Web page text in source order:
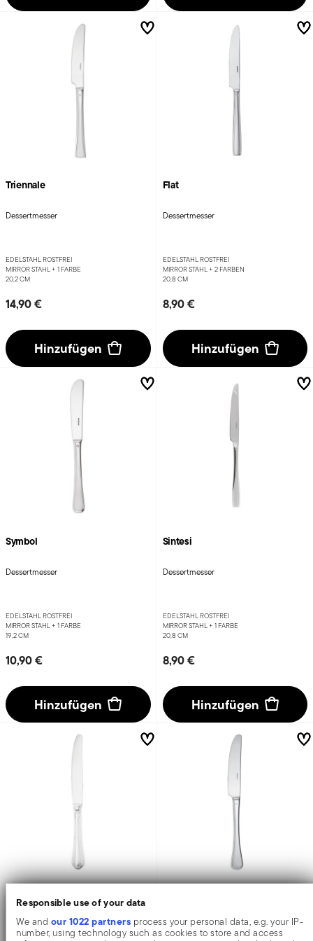
Responsible use of your data
We and our 1022 partnersprocess your personal data, e.g. your IP-
number, using technology such as cookies to store and access
Triennale
Dessertmesser
EDELSTAHL ROSTFREI
MIRROR STAHL + 1 FARBE
20,2 CM
14,90 €
Hinzufügen
Flat
Dessertmesser
EDELSTAHL ROSTFREI
MIRROR STAHL + 2 FARBEN
20,8 CM
8,90 €
Hinzufügen
Symbol
Dessertmesser
EDELSTAHL ROSTFREI
MIRROR STAHL + 1 FARBE
19,2 CM
10,90 €
Hinzufügen
Sintesi
Dessertmesser
EDELSTAHL ROSTFREI
MIRROR STAHL + 1 FARBE
20,8 CM
8,90 €
Hinzufügen
Filet Toiras
Dessertmesser Dessertmesser